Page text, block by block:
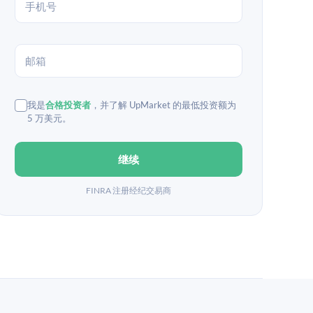
我是合格投资者 ，并了解 UpMarket 的最低投资额为
5 万美元。
继续
FINRA 注册经纪交易商